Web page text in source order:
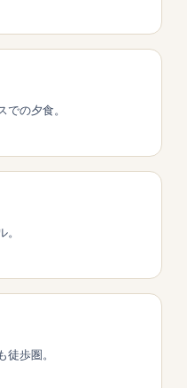
の夕食。
歩圏。